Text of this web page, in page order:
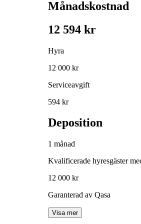
Månadskostnad
12 594 kr
Hyra
12 000 kr
Serviceavgift
594 kr
Deposition
1 månad
Kvalificerade hyresgäster
12 000 kr
Garanterad av Qasa
Visa mer